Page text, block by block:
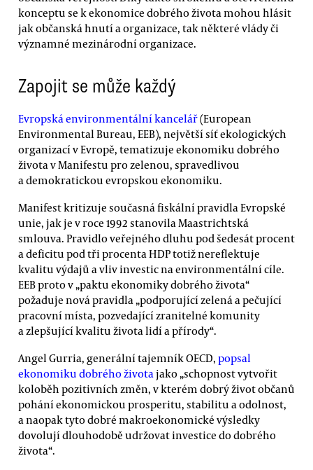
konceptu se k ekonomice dobrého života mohou hlásit
jak občanská hnutí a organizace, tak některé vlády či
významné mezinárodní organizace.
Zapojit se může každý
Evropská environmentální kancelář(European
Environmental Bureau, EEB), největší síť ekologických
organizací v Evropě, tematizuje ekonomiku dobrého
života v Manifestu pro zelenou, spravedlivou
a demokratickou evropskou ekonomiku.
Manifest kritizuje současná fiskální pravidla Evropské
unie, jak je v roce 1992 stanovila Maastrichtská
smlouva. Pravidlo veřejného dluhu pod šedesát procent
a deficitu pod tři procenta HDP totiž nereflektuje
kvalitu výdajů a vliv investic na environmentální cíle.
EEB proto v „paktu ekonomiky dobrého života“
požaduje nová pravidla „podporující zelená a pečující
pracovní místa, pozvedající zranitelné komunity
a zlepšující kvalitu života lidí a přírody“.
Angel Gurria, generální tajemník OECD, popsal
ekonomiku dobrého životajako „schopnost vytvořit
koloběh pozitivních změn, v kterém dobrý život občanů
pohání ekonomickou prosperitu, stabilitu a odolnost,
a naopak tyto dobré makroekonomické výsledky
dovolují dlouhodobě udržovat investice do dobrého
života“.